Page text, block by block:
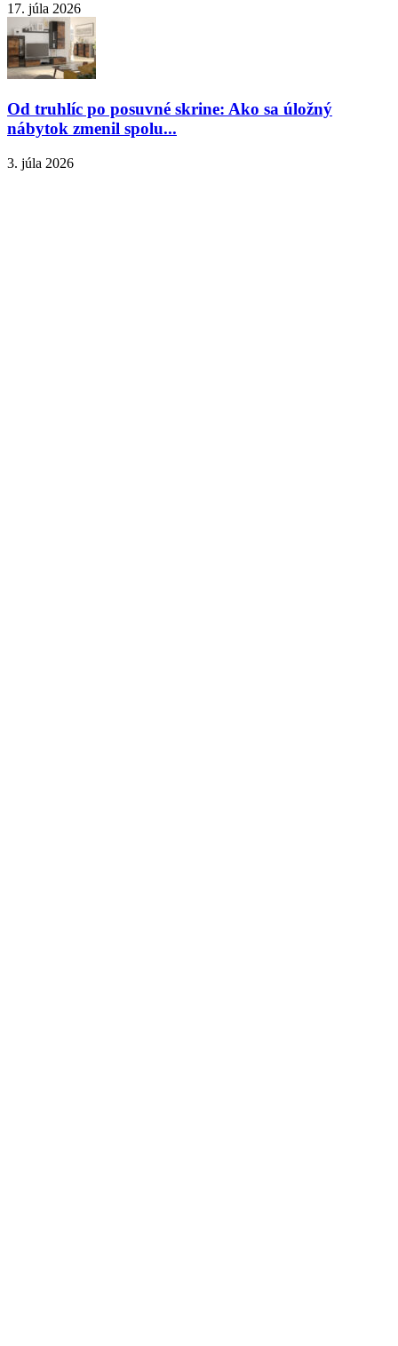
17. júla 2026
Od truhlíc po posuvné skrine: Ako sa úložný
nábytok zmenil spolu...
3. júla 2026